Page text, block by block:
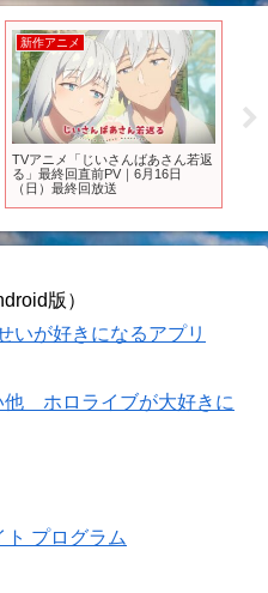
新作アニメ
TVアニメ「じいさんばあさん若返
る」最終回直前PV｜6月16日
（日）最終回放送
版）
が好きになるアプリ
他 ホロライブが大好きに
プログラム